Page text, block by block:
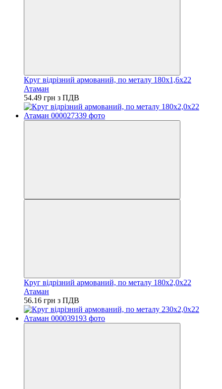
Круг відрізний армований, по металу 180х1,6х22
Атаман
54.49 грн з ПДВ
Круг відрізний армований, по металу 180х2,0х22
Атаман
56.16 грн з ПДВ